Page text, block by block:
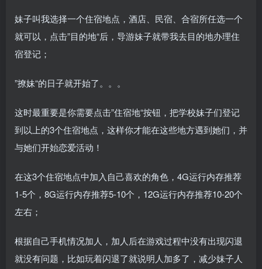
妹子叫我选择一个住宿地点，酒店、民宿、合宿所任选一个
就可以，点击”目的地“后，导游妹子就带我去目的地办理住
宿登记；
”撩妹“的日子就开始了。。。
这时最重要是你需要点击”住宿地“按钮，把学校妹子们登记
到以上的3个住宿地点，这样你才能在这些地方遇到她们，并
与她们开始恋爱活动！
在这3个住宿地点中加入自己喜欢的角色，4G运行内存推荐
1-5个，8G运行内存推荐5-10个，12G运行内存推荐10-20个
左右；
根据自己手机情况加人，加人后在游戏过程中没有出现闪退
就没有问题，比如玩着闪退了就说明人加多了，减少妹子人